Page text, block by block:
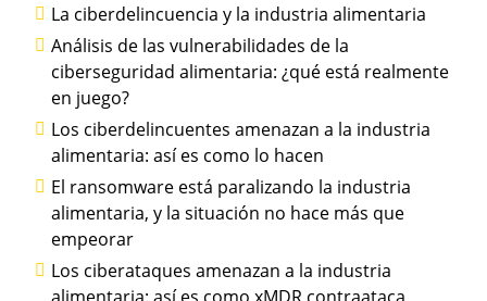
La ciberdelincuencia y la industria alimentaria
Análisis de las vulnerabilidades de la
ciberseguridad alimentaria: ¿qué está realmente
en juego?
Los ciberdelincuentes amenazan a la industria
alimentaria: así es como lo hacen
El ransomware está paralizando la industria
alimentaria, y la situación no hace más que
empeorar
Los ciberataques amenazan a la industria
alimentaria: así es como xMDR contraataca